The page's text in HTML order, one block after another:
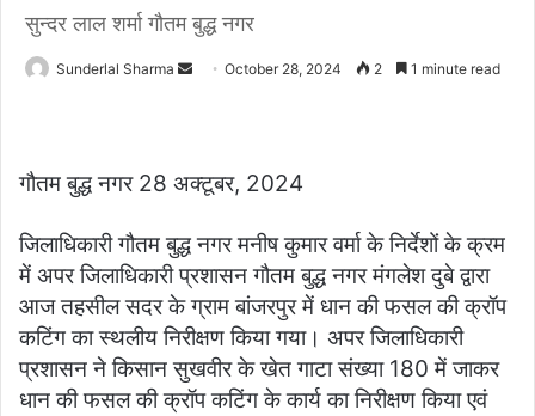
सुन्दर लाल शर्मा गौतम बुद्ध नगर
Sunderlal Sharma
SendOctober 28, 2024 2 1 minute read
गौतम बुद्ध नगर 28 अक्टूबर, 2024
जिलाधिकारी गौतम बुद्ध नगर मनीष कुमार वर्मा के निर्देशों के क्रम
में अपर जिलाधिकारी प्रशासन गौतम बुद्ध नगर मंगलेश दुबे द्वारा
आज तहसील सदर के ग्राम बांजरपुर में धान की फसल की क्रॉप
कटिंग का स्थलीय निरीक्षण किया गया। अपर जिलाधिकारी
प्रशासन ने किसान सुखवीर के खेत गाटा संख्या 180 में जाकर
धान की फसल की क्रॉप कटिंग के कार्य का निरीक्षण किया एवं